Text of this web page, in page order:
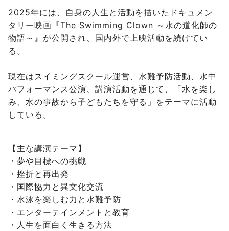
2025年には、自身の人生と活動を描いたドキュメン
タリー映画『The Swimming Clown ～水の道化師の
物語～』が公開され、国内外で上映活動を続けてい
る。
現在はスイミングスクール運営、水難予防活動、水中
パフォーマンス公演、講演活動を通じて、「水を楽し
み、水の事故から子どもたちを守る」をテーマに活動
している。
【主な講演テーマ】
・夢や目標への挑戦
・挫折と再出発
・国際協力と異文化交流
・水泳を楽しむ力と水難予防
・エンターテインメントと教育
・人生を面白く生きる方法